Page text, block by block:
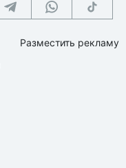
Разместить рекламу